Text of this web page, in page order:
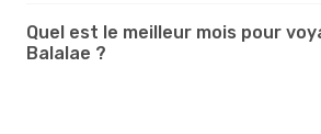
Quel est le meilleur mois pour
Balalae ?